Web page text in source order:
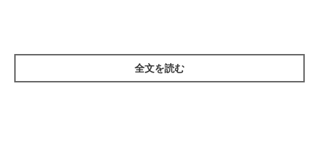
全文を読む